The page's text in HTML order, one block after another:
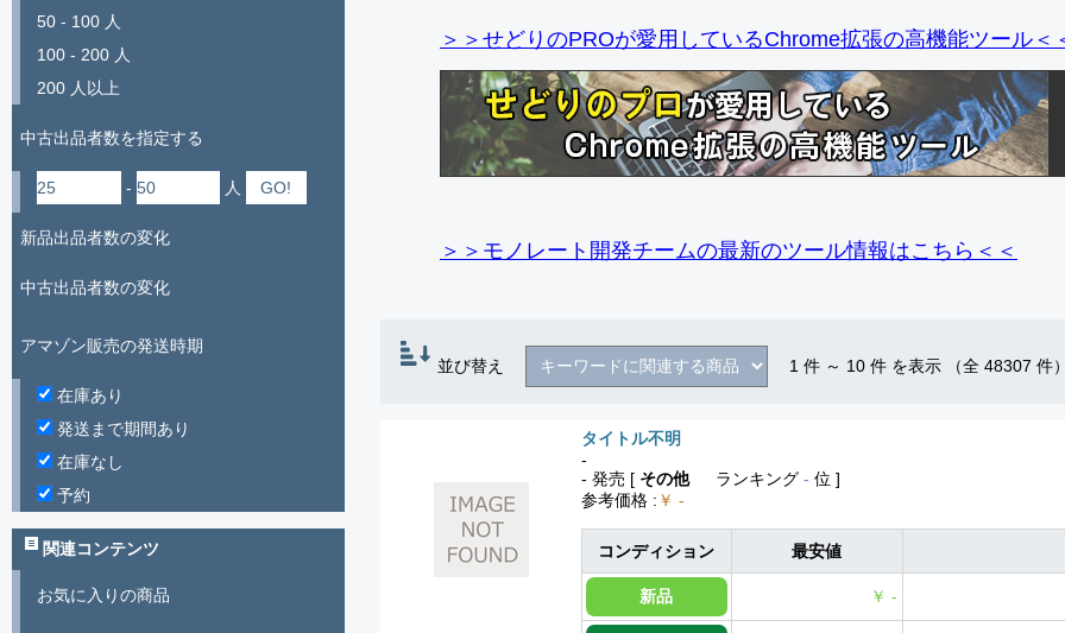
＞＞せどりのPROが愛用しているChrome拡張の高機能ツール＜
＞＞モノレート開発チームの最新のツール情報はこちら＜＜
並び替え 1 件 ～ 10 件 を表示 （全 48307 件
タイトル不明
-
- 発売 [ その他 ランキング - 位 ]
参考価格 : ￥ -
コンディション 最安値
新品 ￥ -
50 - 100 人
100 - 200 人
200 人以上
中古出品者数を指定する
- 人
新品出品者数の変化
中古出品者数の変化
アマゾン販売の発送時期
在庫あり
発送まで期間あり
在庫なし
予約
関連コンテンツ
お気に入りの商品